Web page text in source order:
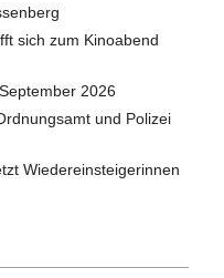
sich zum Kinoabend
2026
und Polizei
Wiedereinsteigerinnen